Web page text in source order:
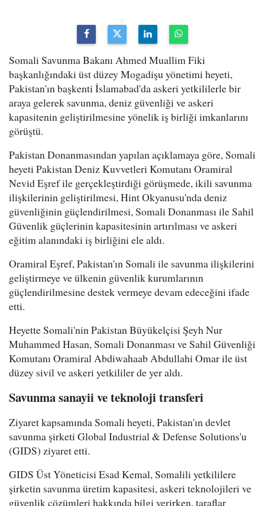
Somali Savunma Bakanı Ahmed Muallim Fiki
başkanlığındaki üst düzey Mogadişu yönetimi heyeti,
Pakistan'ın başkenti İslamabad'da askeri yetkililerle bir
araya gelerek savunma, deniz güvenliği ve askeri
kapasitenin geliştirilmesine yönelik iş birliği imkanlarını
görüştü.
Pakistan Donanmasından yapılan açıklamaya göre, Somali
heyeti Pakistan Deniz Kuvvetleri Komutanı Oramiral
Nevid Eşref ile gerçekleştirdiği görüşmede, ikili savunma
ilişkilerinin geliştirilmesi, Hint Okyanusu'nda deniz
güvenliğinin güçlendirilmesi, Somali Donanması ile Sahil
Güvenlik güçlerinin kapasitesinin artırılması ve askeri
eğitim alanındaki iş birliğini ele aldı.
Oramiral Eşref, Pakistan'ın Somali ile savunma ilişkilerini
geliştirmeye ve ülkenin güvenlik kurumlarının
güçlendirilmesine destek vermeye devam edeceğini ifade
etti.
Heyette Somali'nin Pakistan Büyükelçisi Şeyh Nur
Muhammed Hasan, Somali Donanması ve Sahil Güvenliği
Komutanı Oramiral Abdiwahaab Abdullahi Omar ile üst
düzey sivil ve askeri yetkililer de yer aldı.
Savunma sanayii ve teknoloji transferi
Ziyaret kapsamında Somali heyeti, Pakistan'ın devlet
savunma şirketi Global Industrial & Defense Solutions'u
(GIDS) ziyaret etti.
GIDS Üst Yöneticisi Esad Kemal, Somalili yetkililere
şirketin savunma üretim kapasitesi, askeri teknolojileri ve
güvenlik çözümleri hakkında bilgi verirken, taraflar